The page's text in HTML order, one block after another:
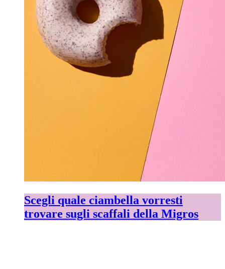
Scegli quale ciambella vorresti
trovare sugli scaffali della Migros